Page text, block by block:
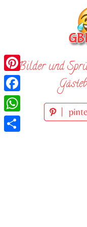
Bilder und
Pinterest
Facebook
WhatsApp